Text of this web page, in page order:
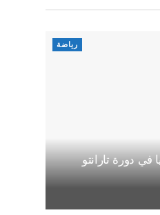
رياضة
بـ120 رياضيا في دورة تارانتو